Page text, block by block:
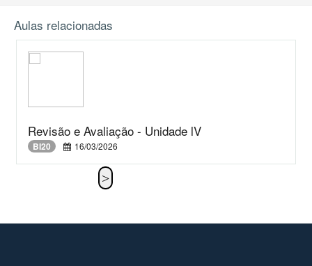
Aulas relacionadas
Revisão e Avaliação - Unidade lV
BI20 16/03/2026